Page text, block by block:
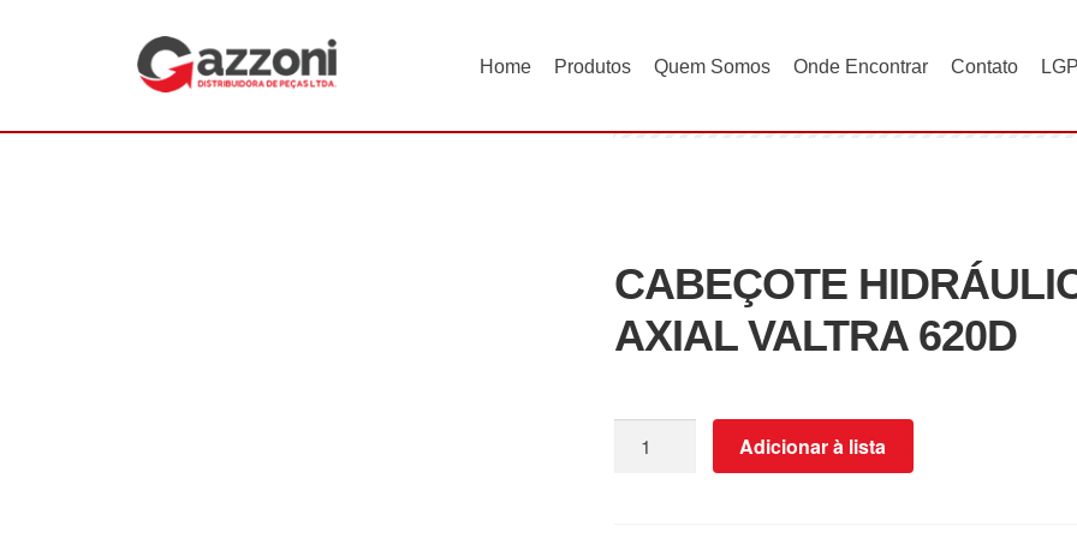
Home Produtos Quem Somos Onde Encontrar Contato
CABEÇOTE
AXIAL VALTRA 620D
Adicionar à lista